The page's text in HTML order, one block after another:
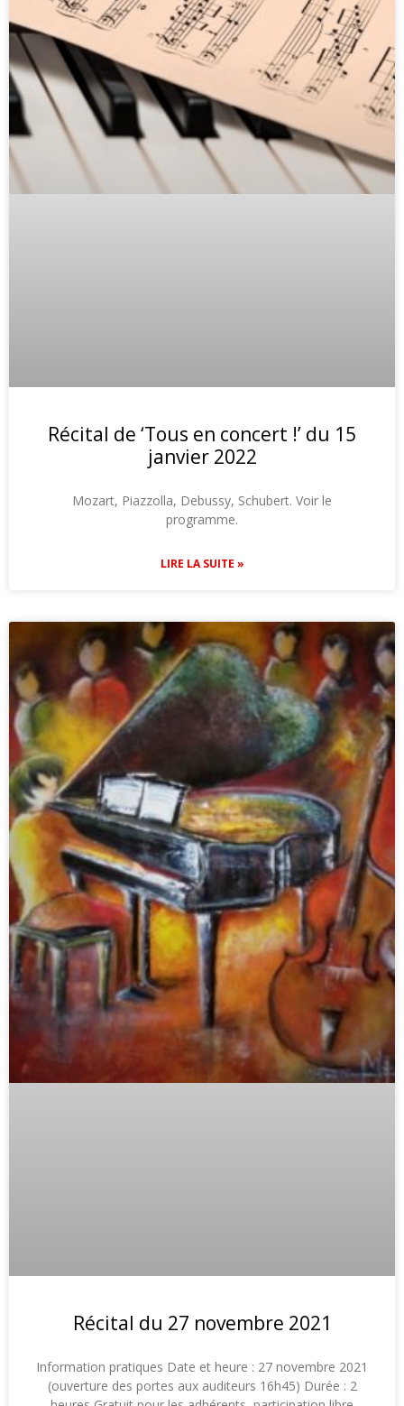
Récital de ‘Tous en concert !’ du 15
janvier 2022
Mozart, Piazzolla, Debussy, Schubert. Voir le
programme.
LIRE LA SUITE »
Récital du 27 novembre 2021
Information pratiques Date et heure : 27 novembre 2021
(ouverture des portes aux auditeurs 16h45) Durée : 2